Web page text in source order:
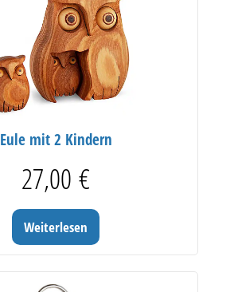
Eule mit 2 Kindern
27,00 €
Weiterlesen